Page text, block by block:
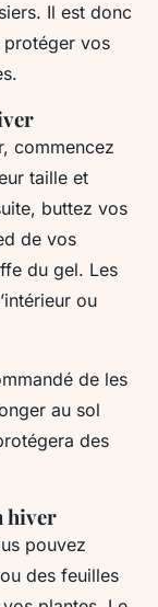
Il est donc
protéger vos
commencez
taille et
buttez vos
de vos
du gel. Les
ou
de les
au sol
des
hiver
pouvez
des feuilles